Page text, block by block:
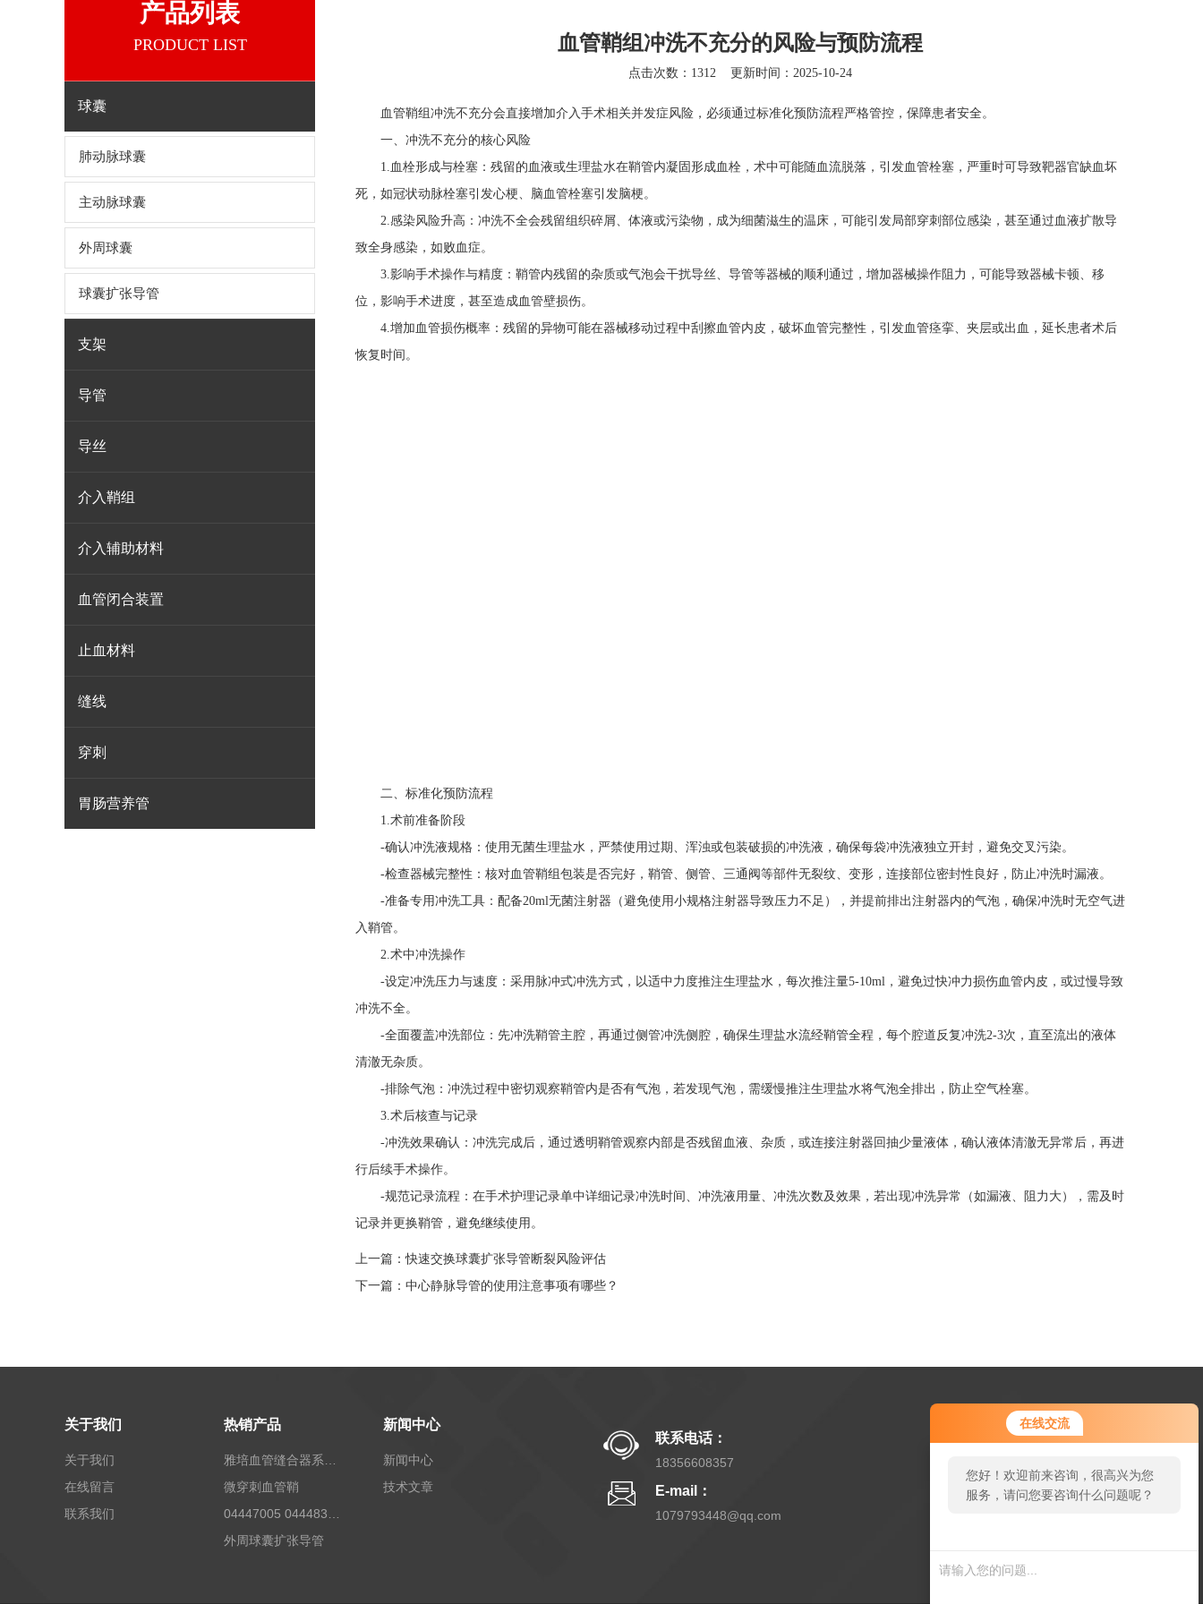
在线交流
您好！欢迎前来咨询，很高兴为您
服务，请问您要咨询什么问题呢？
产品列表
PRODUCT LIST
球囊
肺动脉球囊
主动脉球囊
外周球囊
球囊扩张导管
支架
导管
导丝
介入鞘组
介入辅助材料
血管闭合装置
止血材料
缝线
穿刺
胃肠营养管
血管鞘组冲洗不充分的风险与预防流程
点击次数：1312 更新时间：2025-10-24
血管鞘组 冲洗不充分会直接增加介入手术相关并发症风险，必须通过标准化预防流程严格管控，保障患者安全。
一、冲洗不充分的核心风险
1.血栓形成与栓塞：残留的血液或生理盐水在鞘管内凝固形成血栓，术中可能随血流脱落，引发血管栓塞，严重时可导致靶器官缺血坏
死，如冠状动脉栓塞引发心梗、脑血管栓塞引发脑梗。
2.感染风险升高：冲洗不全会残留组织碎屑、体液或污染物，成为细菌滋生的温床，可能引发局部穿刺部位感染，甚至通过血液扩散导
致全身感染，如败血症。
3.影响手术操作与精度：鞘管内残留的杂质或气泡会干扰导丝、导管等器械的顺利通过，增加器械操作阻力，可能导致器械卡顿、移
位，影响手术进度，甚至造成血管壁损伤。
4.增加血管损伤概率：残留的异物可能在器械移动过程中刮擦血管内皮，破坏血管完整性，引发血管痉挛、夹层或出血，延长患者术后
恢复时间。
二、标准化预防流程
1.术前准备阶段
-确认冲洗液规格：使用无菌生理盐水，严禁使用过期、浑浊或包装破损的冲洗液，确保每袋冲洗液独立开封，避免交叉污染。
-检查器械完整性：核对血管鞘组 包装是否完好，鞘管、侧管、三通阀等部件无裂纹、变形，连接部位密封性良好，防止冲洗时漏液。
-准备专用冲洗工具：配备20ml无菌注射器（避免使用小规格注射器导致压力不足），并提前排出注射器内的气泡，确保冲洗时无空气进
入鞘管。
2.术中冲洗操作
-设定冲洗压力与速度：采用脉冲式冲洗方式，以适中力度推注生理盐水，每次推注量5-10ml，避免过快冲力损伤血管内皮，或过慢导致
冲洗不全。
-全面覆盖冲洗部位：先冲洗鞘管主腔，再通过侧管冲洗侧腔，确保生理盐水流经鞘管全程，每个腔道反复冲洗2-3次，直至流出的液体
清澈无杂质。
-排除气泡：冲洗过程中密切观察鞘管内是否有气泡，若发现气泡，需缓慢推注生理盐水将气泡全排出，防止空气栓塞。
3.术后核查与记录
-冲洗效果确认：冲洗完成后，通过透明鞘管观察内部是否残留血液、杂质，或连接注射器回抽少量液体，确认液体清澈无异常后，再进
行后续手术操作。
-规范记录流程：在手术护理记录单中详细记录冲洗时间、冲洗液用量、冲洗次数及效果，若出现冲洗异常（如漏液、阻力大），需及时
记录并更换鞘管，避免继续使用。
上一篇：快速交换球囊扩张导管断裂风险评估
下一篇： 中心静脉导管的使用注意事项有哪些？
关于我们
关于我们
在线留言
联系我们
热销产品
微穿刺血管鞘
外周球囊扩张导管
新闻中心
新闻中心
技术文章
联系电话：
18356608357
E-mail：
1079793448@qq.com